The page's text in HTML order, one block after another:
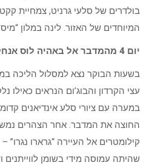
בולדרים של סלעי גרניט, צמחיית
המיוחדים של האזור. לינה במלון
יום 4 מהמדבר אל באהיה לוס אנחלס לחוף ים קורטז
בשעות הבוקר נצא למסלול הליכה
עצי הקרדון והבוג’ום הנראים כאילו
במערה עם ציורי סלע אינדיאנים
החוצה את המדבר. אחר הצהרים
קילומטרים אל העיירה “גרארו
שהיתה עמוסה מידי בשומן